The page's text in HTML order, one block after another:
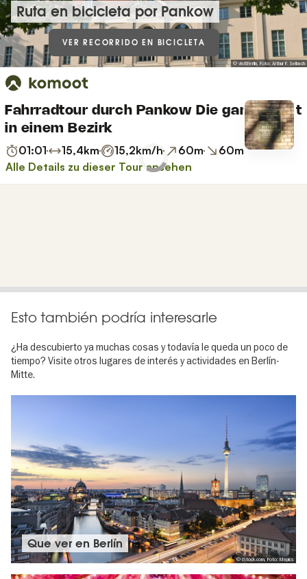
© visitBerlin, Foto: Arthur F. Selbach
Ruta en bicicleta por Pankow
VER RECORRIDO EN BICICLETA
Esto también podría interesarle
¿Ha descubierto ya muchas cosas y todavía le queda un poco de
tiempo? Visite otros lugares de interés y actividades en Berlín-
Mitte.
© iStock.com, Foto: Mapics
Que ver en Berlín